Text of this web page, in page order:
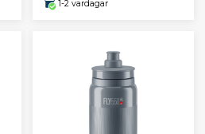
1-2 vardagar